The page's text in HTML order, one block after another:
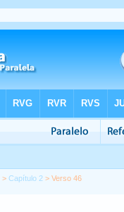
>Capítulo 2 > Verso 46